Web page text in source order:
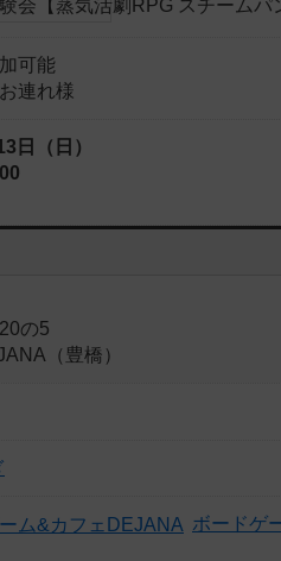
可能
連れ様
日（日）
の5
（豊橋）
ボードゲ